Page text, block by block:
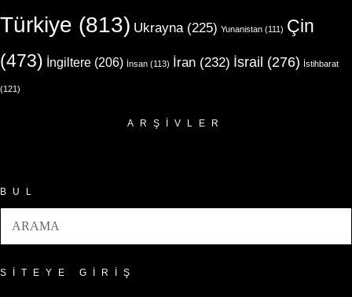
Türkiye (813) Ukrayna (225) Yunanistan (111) Çin
(473) İngiltere (206) İnsan (113) İran (232) İsrail (276) İstihbarat
(121)
ARŞIVLER
BUL
SITEYE GIRIŞ